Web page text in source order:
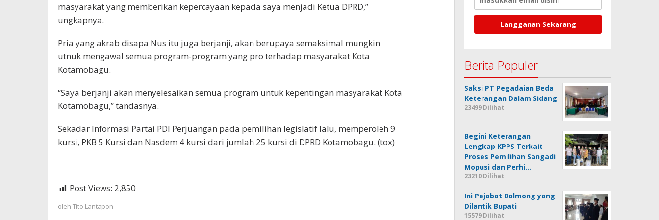
masyarakat yang memberikan kepercayaan kepada saya menjadi Ketua DPRD,”
ungkapnya.
Pria yang akrab disapa Nus itu juga berjanji, akan berupaya semaksimal mungkin
utnuk mengawal semua program-program yang pro terhadap masyarakat Kota
Kotamobagu.
“Saya berjanji akan menyelesaikan semua program untuk kepentingan masyarakat Kota
Kotamobagu,” tandasnya.
Sekadar Informasi Partai PDI Perjuangan pada pemilihan legislatif lalu, memperoleh 9
kursi, PKB 5 Kursi dan Nasdem 4 kursi dari jumlah 25 kursi di DPRD Kotamobagu. (tox)
Post Views: 2,850
oleh Tito Lantapon
Berita Populer
Saksi PT Pegadaian Beda
Keterangan Dalam Sidang
23499 Dilihat
Begini Keterangan
Lengkap KPPS Terkait
Proses Pemilihan Sangadi
Mopusi dan Perhi…
23210 Dilihat
Ini Pejabat Bolmong yang
Dilantik Bupati
15579 Dilihat